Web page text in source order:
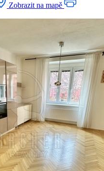
Zobrazit na mapě